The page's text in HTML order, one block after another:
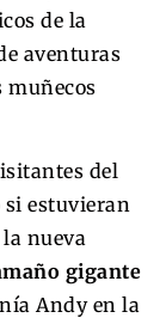
de la
aventuras
muñecos
del
si estuvieran
nueva
gigante
Andy en la